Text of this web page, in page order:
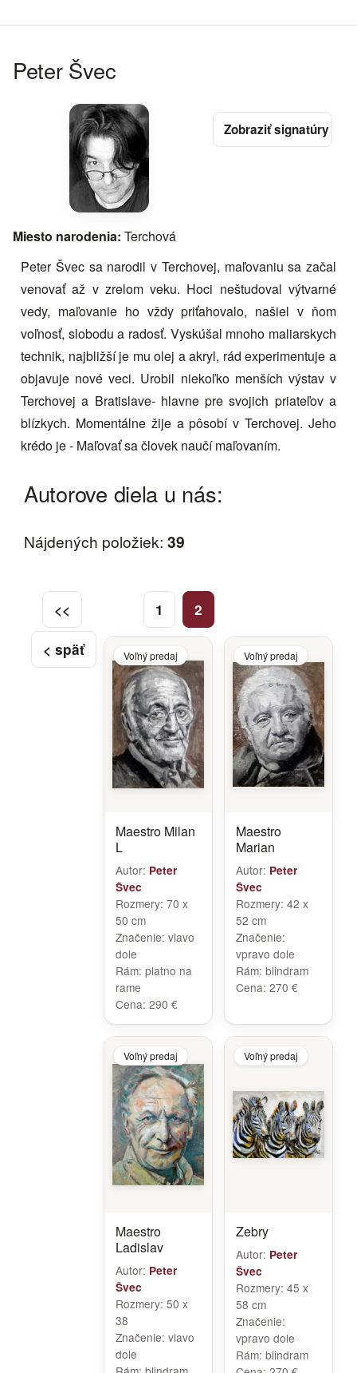
Peter Švec
Miesto narodenia: Terchová
Peter Švec sa narodil v Terchovej, maľovaniu sa začal
venovať až v zrelom veku. Hoci neštudoval výtvarné
vedy, maľovanie ho vždy priťahovalo, našiel v ňom
voľnosť, slobodu a radosť. Vyskúšal mnoho maliarskych
technik, najbližší je mu olej a akryl, rád experimentuje a
objavuje nové veci. Urobil niekoľko menších výstav v
Terchovej a Bratislave- hlavne pre svojich priateľov a
blízkych. Momentálne žije a pôsobí v Terchovej. Jeho
krédo je - Maľovať sa človek naučí maľovaním.
Autorove diela u nás:
Nájdených položiek: 39
<<
< späť
1 2
Voľný predaj
Maestro Milan
L
Autor: Peter
Švec
Rozmery: 70 x
50 cm
Značenie: vlavo
dole
Rám: platno na
rame
Cena: 290 €
Voľný predaj
Maestro
Marian
Autor: Peter
Švec
Rozmery: 42 x
52 cm
Značenie:
vpravo dole
Rám: blindram
Cena: 270 €
Voľný predaj
Maestro
Ladislav
Autor: Peter
Švec
Rozmery: 50 x
38
Značenie: vlavo
dole
Voľný predaj
Zebry
Autor: Peter
Švec
Rozmery: 45 x
58 cm
Značenie:
vpravo dole
Rám: blindram